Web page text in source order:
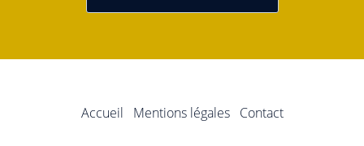
Accueil Mentions légales Contact